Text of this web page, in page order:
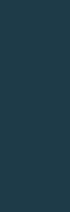
forma
um pouco
porque
Assuma o
que lhe
Sabe o
caminho que
anjo
e
para que
A sua